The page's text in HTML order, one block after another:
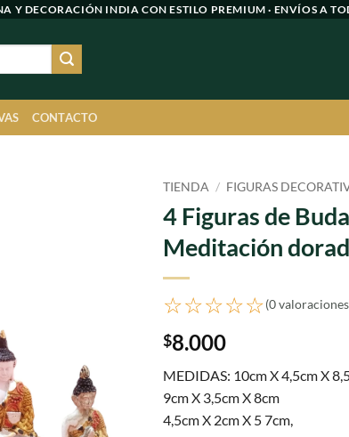
Y DECORACIÓN INDIA CON ESTILO PREMIUM · ENVÍOS A
CONTACTO
TIENDA / FIGURAS
4 Figuras de Buda
Meditación
☆☆☆☆☆(0
$8.000
MEDIDAS: 10cm X 4,5cm X
9cm X 3,5cm X 8cm
4,5cm X 2cm X 5 7cm,